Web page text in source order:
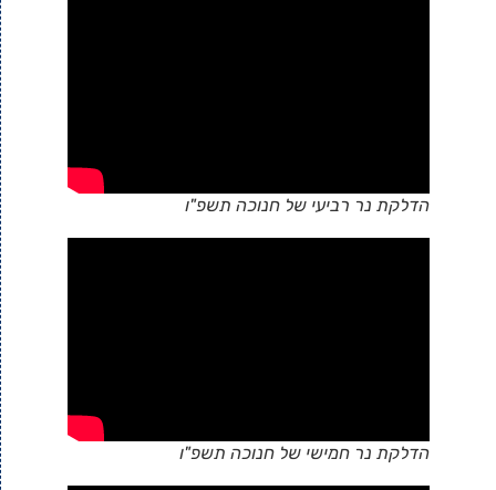
הדלקת נר רביעי של חנוכה תשפ"ו
הדלקת נר חמישי של חנוכה תשפ"ו